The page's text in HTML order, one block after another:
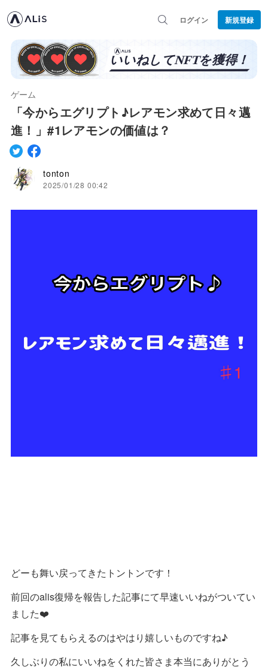
ログイン 新規登録
ゲーム
「今からエグリプト♪レアモン求めて日々邁
進！」#1レアモンの価値は？
tonton
2025/01/28 00:42
どーも舞い戻ってきたトントンです！
前回のalis復帰を報告した記事にて早速いいねがついてい
ました❤️
記事を見てもらえるのはやはり嬉しいものですね♪
久しぶりの私にいいねをくれた皆さま本当にありがとう